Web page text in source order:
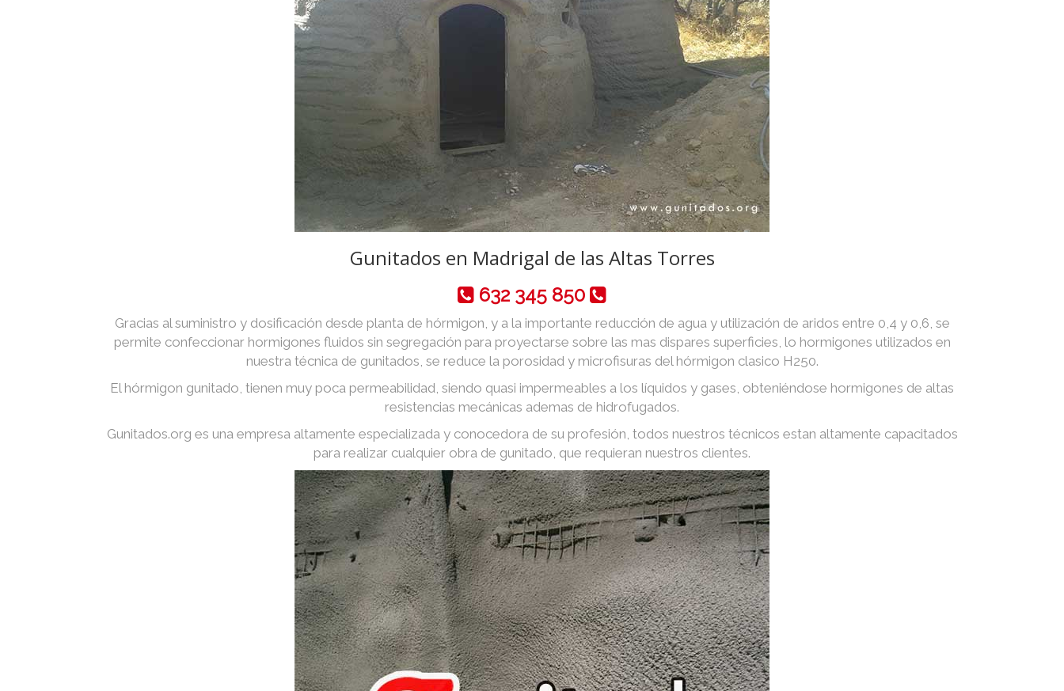
Gunitados en Madrigal de las Altas Torres
632 345 850
Gracias al suministro y dosificación desde planta de hórmigon, y a la importante reducción de agua y utilización de aridos entre 0,4 y 0,6, se
permite confeccionar hormigones fluidos sin segregación para proyectarse sobre las mas dispares superficies, lo hormigones utilizados en
nuestra técnica de gunitados, se reduce la porosidad y microfisuras del hórmigon clasico H250.
El hórmigon gunitado, tienen muy poca permeabilidad, siendo quasi impermeables a los líquidos y gases, obteniéndose hormigones de altas
resistencias mecánicas ademas de hidrofugados.
Gunitados.org es una empresa altamente especializada y conocedora de su profesión, todos nuestros técnicos estan altamente capacitados
para realizar cualquier obra de gunitado, que requieran nuestros clientes.